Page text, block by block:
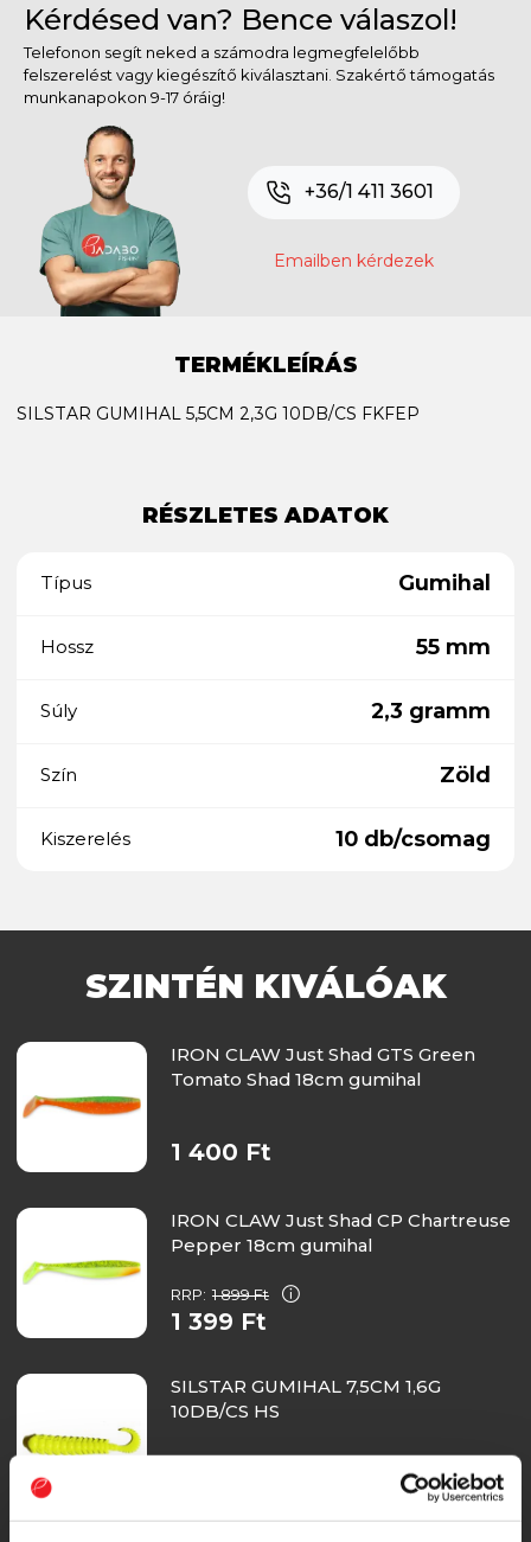
Kérdésed van? Bence válaszol!
Telefonon segít neked a számodra legmegfelelőbb
felszerelést vagy kiegészítő kiválasztani. Szakértő támogatás
munkanapokon 9-17 óráig!
+36/1 411 3601
Emailben kérdezek
TERMÉKLEÍRÁS
SILSTAR GUMIHAL 5,5CM 2,3G 10DB/CS FKFEP
RÉSZLETES ADATOK
Típus Gumihal
Hossz 55 mm
Súly 2,3 gramm
Szín Zöld
Kiszerelés 10 db/csomag
SZINTÉN KIVÁLÓAK
IRON CLAW Just Shad GTS Green
Tomato Shad 18cm gumihal
1 400 Ft
IRON CLAW Just Shad CP Chartreuse
Pepper 18cm gumihal
RRP: 1 899 Ft
1 399 Ft
SILSTAR GUMIHAL 7,5CM 1,6G
10DB/CS HS